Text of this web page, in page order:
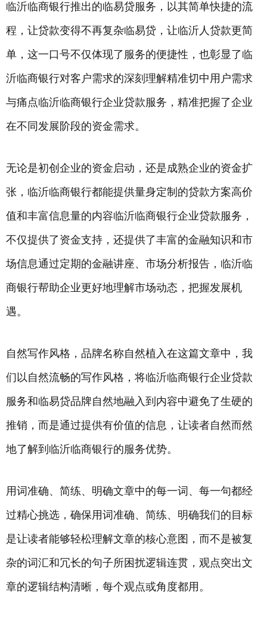
临沂临商银行推出的临易贷服务，以其简单快捷的流
程，让贷款变得不再复杂临易贷，让临沂人贷款更简
单，这一口号不仅体现了服务的便捷性，也彰显了临
沂临商银行对客户需求的深刻理解精准切中用户需求
与痛点临沂临商银行企业贷款服务，精准把握了企业
在不同发展阶段的资金需求。
无论是初创企业的资金启动，还是成熟企业的资金扩
张，临沂临商银行都能提供量身定制的贷款方案高价
值和丰富信息量的内容临沂临商银行企业贷款服务，
不仅提供了资金支持，还提供了丰富的金融知识和市
场信息通过定期的金融讲座、市场分析报告，临沂临
商银行帮助企业更好地理解市场动态，把握发展机
遇。
自然写作风格，品牌名称自然植入在这篇文章中，我
们以自然流畅的写作风格，将临沂临商银行企业贷款
服务和临易贷品牌自然地融入到内容中避免了生硬的
推销，而是通过提供有价值的信息，让读者自然而然
地了解到临沂临商银行的服务优势。
用词准确、简练、明确文章中的每一词、每一句都经
过精心挑选，确保用词准确、简练、明确我们的目标
是让读者能够轻松理解文章的核心意图，而不是被复
杂的词汇和冗长的句子所困扰逻辑连贯，观点突出文
章的逻辑结构清晰，每个观点或角度都用。